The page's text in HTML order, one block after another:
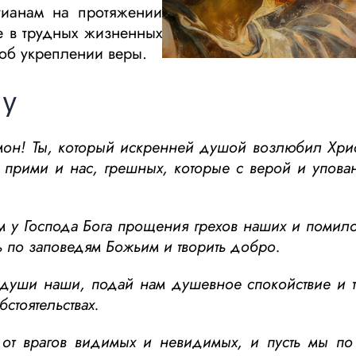
на протяжении
в трудных жизненных
укреплении веры.
Ты, который искренней душой возлюбил
прими и нас, грешных, которые с верой и
Господа Бога прощения грехов наших и
по заповедям Божьим и творить добро.
наши, подай нам душевное спокойствие и
врагов видимых и невидимых, и пусть мы по